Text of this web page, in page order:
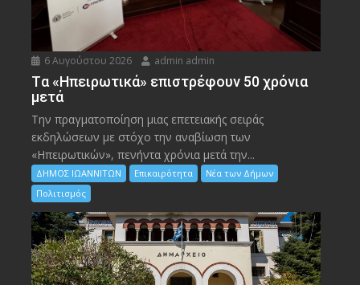
6 Αυγούστου 2026 admin admin
Tα «Ηπειρωτικά» επιστρέφουν 50 χρόνια
μετά
Την πραγματοποίηση μιας επετειακής σειράς
εκδηλώσεων με στόχο την αναβίωση των
«Ηπειρωτικών», πενήντα χρόνια μετά την...
ΔΗΜΟΣ ΙΩΑΝΝΙΤΩΝ Επικαιρότητα
Νέα των Δήμων
Πολιτισμός